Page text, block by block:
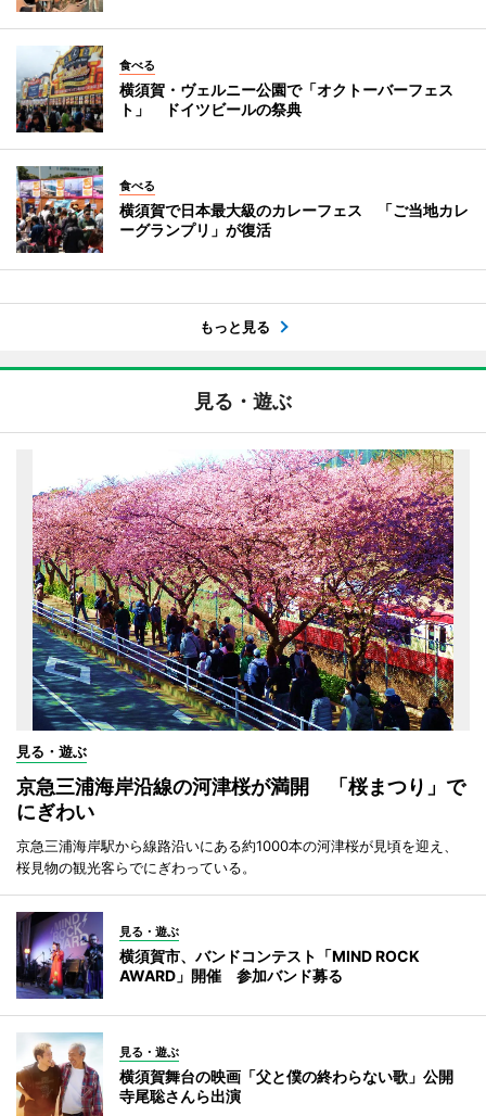
食べる
横須賀・ヴェルニー公園で「オクトーバーフェス
ト」 ドイツビールの祭典
食べる
横須賀で日本最大級のカレーフェス 「ご当地カレ
ーグランプリ」が復活
もっと見る
見る・遊ぶ
見る・遊ぶ
京急三浦海岸沿線の河津桜が満開 「桜まつり」で
にぎわい
京急三浦海岸駅から線路沿いにある約1000本の河津桜が見頃を迎え、
桜見物の観光客らでにぎわっている。
見る・遊ぶ
横須賀市、バンドコンテスト「MIND ROCK
AWARD」開催 参加バンド募る
見る・遊ぶ
横須賀舞台の映画「父と僕の終わらない歌」公開
寺尾聡さんら出演